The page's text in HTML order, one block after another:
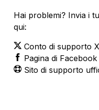
Hai problemi? Invia i
qui:
Conto di supporto
Pagina di Facebook
Sito di supporto